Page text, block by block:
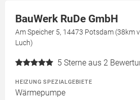
BauWerk RuDe GmbH
Am Speicher 5, 14473 Potsdam (38km
Luch)
5 Sterne aus 2
HEIZUNG SPEZIALGEBIETE
Wärmepumpe